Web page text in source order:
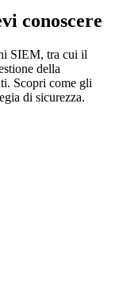
conoscere
SIEM, tra cui il
della
Scopri come gli
di sicurezza.